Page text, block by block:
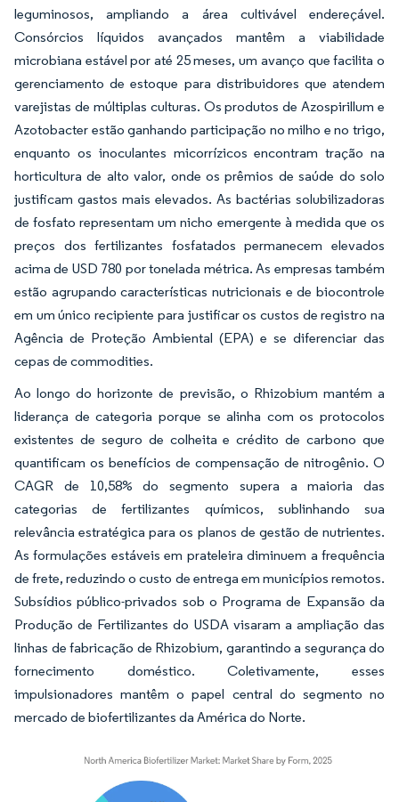
leguminosos, ampliando a área cultivável endereçável.
Consórcios líquidos avançados mantêm a viabilidade
microbiana estável por até 25 meses, um avanço que facilita o
gerenciamento de estoque para distribuidores que atendem
varejistas de múltiplas culturas. Os produtos de Azospirillum e
Azotobacter estão ganhando participação no milho e no trigo,
enquanto os inoculantes micorrízicos encontram tração na
horticultura de alto valor, onde os prêmios de saúde do solo
justificam gastos mais elevados. As bactérias solubilizadoras
de fosfato representam um nicho emergente à medida que os
preços dos fertilizantes fosfatados permanecem elevados
acima de USD 780 por tonelada métrica. As empresas também
estão agrupando características nutricionais e de biocontrole
em um único recipiente para justificar os custos de registro na
Agência de Proteção Ambiental (EPA) e se diferenciar das
cepas de commodities.
Ao longo do horizonte de previsão, o Rhizobium mantém a
liderança de categoria porque se alinha com os protocolos
existentes de seguro de colheita e crédito de carbono que
quantificam os benefícios de compensação de nitrogênio. O
CAGR de 10,58% do segmento supera a maioria das
categorias de fertilizantes químicos, sublinhando sua
relevância estratégica para os planos de gestão de nutrientes.
As formulações estáveis em prateleira diminuem a frequência
de frete, reduzindo o custo de entrega em municípios remotos.
Subsídios público-privados sob o Programa de Expansão da
Produção de Fertilizantes do USDA visaram a ampliação das
linhas de fabricação de Rhizobium, garantindo a segurança do
fornecimento doméstico. Coletivamente, esses
impulsionadores mantêm o papel central do segmento no
mercado de biofertilizantes da América do Norte.